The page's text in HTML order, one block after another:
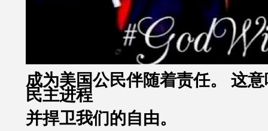
成为美国公民伴随着责任。 这
民主进程
并捍卫我们的自由。